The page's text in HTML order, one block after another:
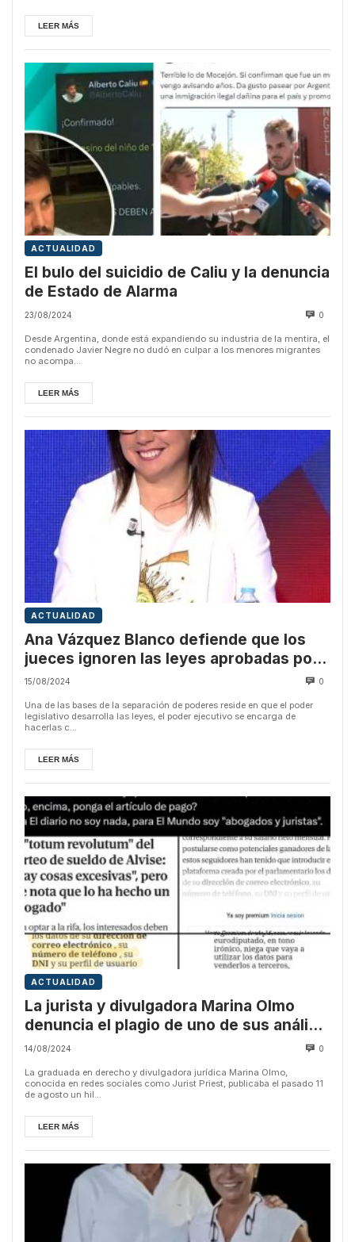
LEER MÁS
ACTUALIDAD
El bulo del suicidio de Caliu y la denuncia
de Estado de Alarma
23/08/2024 0
Desde Argentina, donde está expandiendo su industria de la mentira, el
condenado Javier Negre no dudó en culpar a los menores migrantes
no acompa...
LEER MÁS
ACTUALIDAD
Ana Vázquez Blanco defiende que los
jueces ignoren las leyes aprobadas por
el Congreso
15/08/2024 0
Una de las bases de la separación de poderes reside en que el poder
legislativo desarrolla las leyes, el poder ejecutivo se encarga de
hacerlas c...
LEER MÁS
ACTUALIDAD
La jurista y divulgadora Marina Olmo
denuncia el plagio de uno de sus análisis
por parte de El Mundo y ElDiario.es.
14/08/2024 0
La graduada en derecho y divulgadora jurídica Marina Olmo,
conocida en redes sociales como Jurist Priest, publicaba el pasado 11
de agosto un hil...
LEER MÁS